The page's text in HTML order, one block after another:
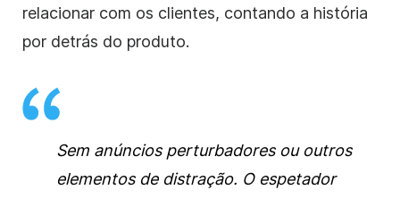
relacionar com os clientes, contando a história
por detrás do produto.
Sem anúncios perturbadores ou outros
elementos de distração. O espetador